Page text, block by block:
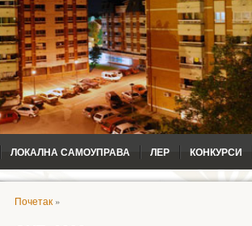
ЛОКАЛНА САМОУПРАВА ЛЕР КОНКУРСИ
Почетак »